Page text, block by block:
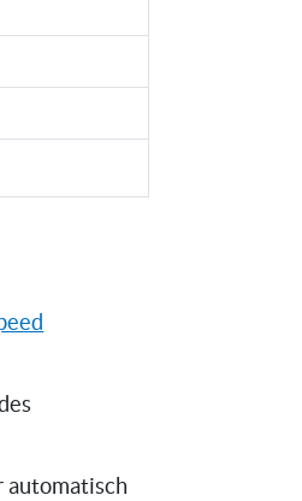
automatisch